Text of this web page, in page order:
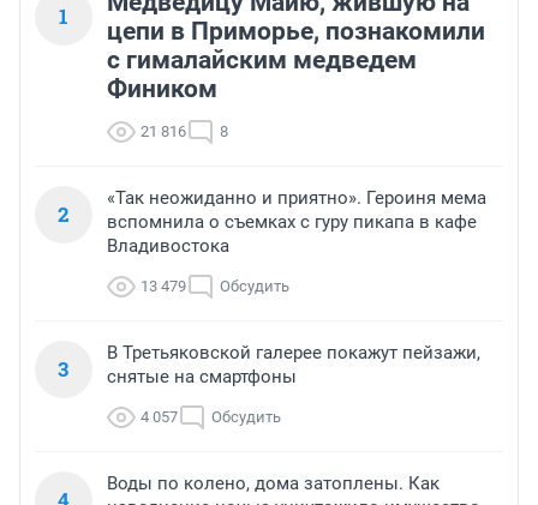
1
цепи в Приморье, познакомили
с гималайским медведем
Фиником
21 816 8
2
«Так неожиданно и приятно». Героиня мема
вспомнила о съемках с гуру пикапа в кафе
Владивостока
13 479 Обсудить
3
В Третьяковской галерее покажут пейзажи,
снятые на смартфоны
4 057 Обсудить
Воды по колено, дома затоплены. Как